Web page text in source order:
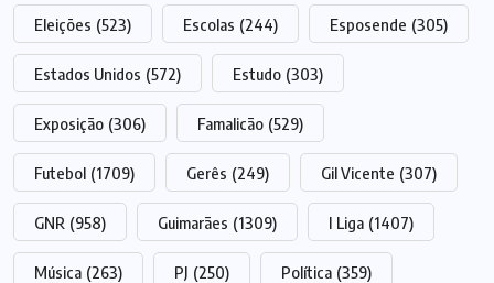
Eleições (523) Escolas (244) Esposende (305)
Estados Unidos (572) Estudo (303)
Exposição (306) Famalicão (529)
Futebol (1709) Gerês (249) Gil Vicente (307)
GNR (958) Guimarães (1309) I Liga (1407)
Música (263) PJ (250) Política (359)